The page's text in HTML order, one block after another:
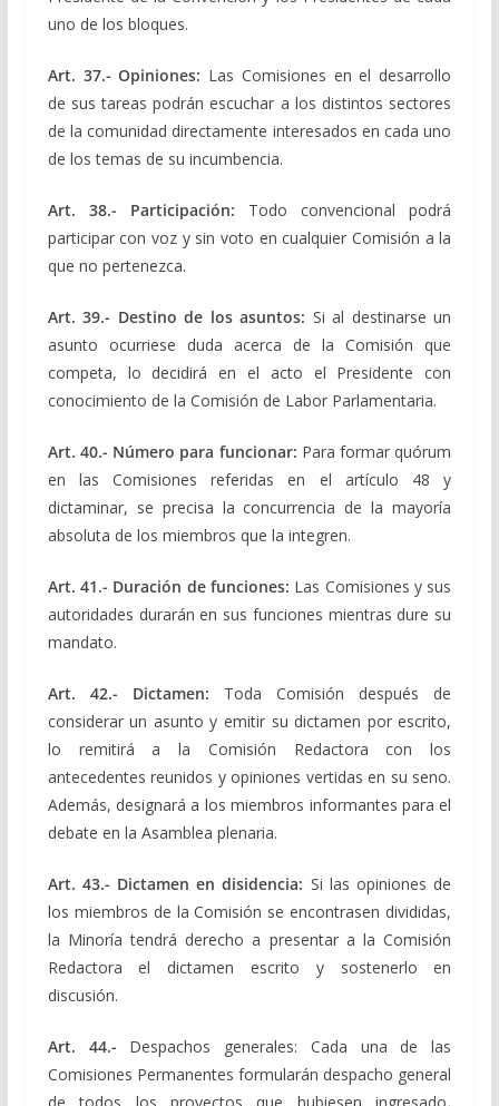
uno de los bloques.
Art. 37.- Opiniones: Las Comisiones en el desarrollo
de sus tareas podrán escuchar a los distintos sectores
de la comunidad directamente interesados en cada uno
de los temas de su incumbencia.
Art. 38.- Participación: Todo convencional podrá
participar con voz y sin voto en cualquier Comisión a la
que no pertenezca.
Art. 39.- Destino de los asuntos: Si al destinarse un
asunto ocurriese duda acerca de la Comisión que
competa, lo decidirá en el acto el Presidente con
conocimiento de la Comisión de Labor Parlamentaria.
Art. 40.- Número para funcionar: Para formar quórum
en las Comisiones referidas en el artículo 48 y
dictaminar, se precisa la concurrencia de la mayoría
absoluta de los miembros que la integren.
Art. 41.- Duración de funciones: Las Comisiones y sus
autoridades durarán en sus funciones mientras dure su
mandato.
Art. 42.- Dictamen: Toda Comisión después de
considerar un asunto y emitir su dictamen por escrito,
lo remitirá a la Comisión Redactora con los
antecedentes reunidos y opiniones vertidas en su seno.
Además, designará a los miembros informantes para el
debate en la Asamblea plenaria.
Art. 43.- Dictamen en disidencia: Si las opiniones de
los miembros de la Comisión se encontrasen divididas,
la Minoría tendrá derecho a presentar a la Comisión
Redactora el dictamen escrito y sostenerlo en
discusión.
Art. 44.- Despachos generales: Cada una de las
Comisiones Permanentes formularán despacho general